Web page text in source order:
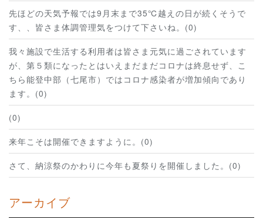
先ほどの天気予報では9月末まで35℃越えの日が続くそうで
す、、皆さま体調管理気をつけて下さいね。(0)
我々施設で生活する利用者は皆さま元気に過ごされています
が、第５類になったとはいえまだまだコロナは終息せず、こ
ちら能登中部（七尾市）ではコロナ感染者が増加傾向であり
ます。(0)
(0)
来年こそは開催できますように。(0)
さて、納涼祭のかわりに今年も夏祭りを開催しました。(0)
アーカイブ